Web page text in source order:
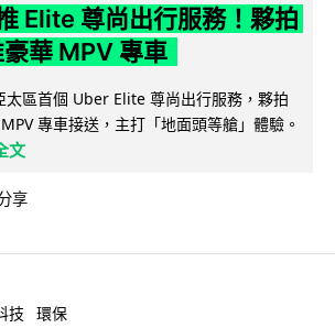
Elite 尊尚出行服務！夥拍
華 MPV 專車
太區首個 Uber Elite 尊尚出行服務，夥拍
專車接送，主打「地面頭等艙」體驗。
文
享
技 環保